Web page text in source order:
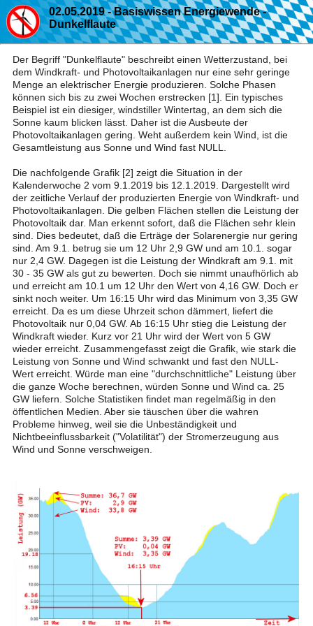
02.05.2019 - Basiswissen Energiewende -
Dunkelflaute
Der Begriff "Dunkelflaute" beschreibt einen Wetterzustand, bei
dem Windkraft- und Photovoltaikanlagen nur eine sehr geringe
Menge an elektrischer Energie produzieren. Solche Phasen
können sich bis zu zwei Wochen erstrecken [1]. Ein typisches
Beispiel ist ein diesiger, windstiller Wintertag, an dem sich die
Sonne kaum blicken lässt. Daher ist die Ausbeute der
Photovoltaikanlagen gering. Weht außerdem kein Wind, ist die
Gesamtleistung aus Sonne und Wind fast NULL.
Die nachfolgende Grafik [2] zeigt die Situation in der
Kalenderwoche 2 vom 9.1.2019 bis 12.1.2019. Dargestellt wird
der zeitliche Verlauf der produzierten Energie von Windkraft- und
Photovoltaikanlagen. Die gelben Flächen stellen die Leistung der
Photovoltaik dar. Man erkennt sofort, daß die Flächen sehr klein
sind. Dies bedeutet, daß die Erträge der Solarenergie nur gering
sind. Am 9.1. betrug sie um 12 Uhr 2,9 GW und am 10.1. sogar
nur 2,4 GW. Dagegen ist die Leistung der Windkraft am 9.1. mit
30 - 35 GW als gut zu bewerten. Doch sie nimmt unaufhörlich ab
und erreicht am 10.1 um 12 Uhr den Wert von 4,16 GW. Doch er
sinkt noch weiter. Um 16:15 Uhr wird das Minimum von 3,35 GW
erreicht. Da es um diese Uhrzeit schon dämmert, liefert die
Photovoltaik nur 0,04 GW. Ab 16:15 Uhr stieg die Leistung der
Windkraft wieder. Kurz vor 21 Uhr wird der Wert von 5 GW
wieder erreicht. Zusammengefasst zeigt die Grafik, wie stark die
Leistung von Sonne und Wind schwankt und fast den NULL-
Wert erreicht. Würde man eine "durchschnittliche" Leistung über
die ganze Woche berechnen, würden Sonne und Wind ca. 25
GW liefern. Solche Statistiken findet man regelmäßig in den
öffentlichen Medien. Aber sie täuschen über die wahren
Probleme hinweg, weil sie die Unbeständigkeit und
Nichtbeeinflussbarkeit ("Volatilität") der Stromerzeugung aus
Wind und Sonne verschweigen.